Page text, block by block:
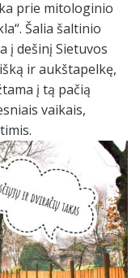
prie mitologinio
Šalia šaltinio
į dešinį Sietuvos
ir aukštapelkę,
į tą pačią
vaikais,